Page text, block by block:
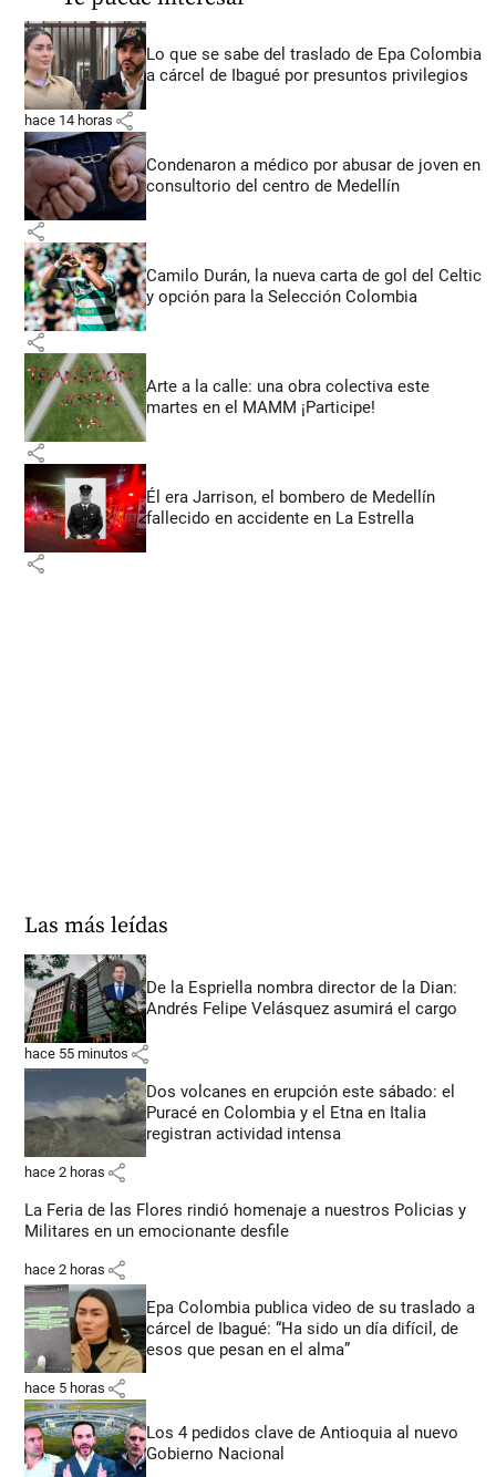
Lo que se sabe del traslado de Epa Colombia
a cárcel de Ibagué por presuntos privilegios
hace 14 horas share
Condenaron a médico por abusar de joven en
consultorio del centro de Medellín
share
Camilo Durán, la nueva carta de gol del Celtic
y opción para la Selección Colombia
share
Arte a la calle: una obra colectiva este
martes en el MAMM ¡Participe!
share
Él era Jarrison, el bombero de Medellín
fallecido en accidente en La Estrella
share
Las más leídas
De la Espriella nombra director de la Dian:
Andrés Felipe Velásquez asumirá el cargo
hace 55 minutos share
Dos volcanes en erupción este sábado: el
Puracé en Colombia y el Etna en Italia
registran actividad intensa
hace 2 horas share
La Feria de las Flores rindió homenaje a nuestros Policias y
Militares en un emocionante desfile
hace 2 horas share
Epa Colombia publica video de su traslado a
cárcel de Ibagué: “Ha sido un día difícil, de
esos que pesan en el alma”
hace 5 horas share
Los 4 pedidos clave de Antioquia al nuevo
Gobierno Nacional